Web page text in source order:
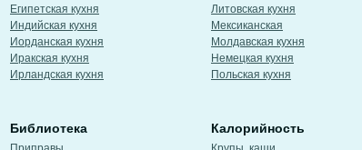
Египетская кухня
Индийская кухня
Иорданская кухня
Иракская кухня
Ирландская кухня
Литовская кухня
Мексиканская
Молдавская кухня
Немецкая кухня
Польская кухня
Библиотека Калорийность